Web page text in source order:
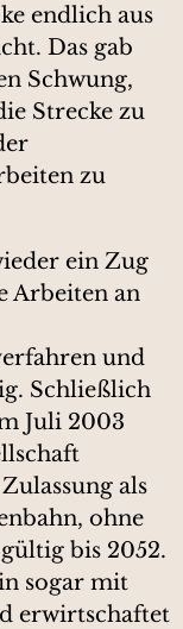
endlich aus
Das gab
Schwung,
Strecke zu
zu
ein Zug
Arbeiten an
und
Schließlich
Juli 2003
als
ohne
bis 2052.
sogar mit
erwirtschaftet